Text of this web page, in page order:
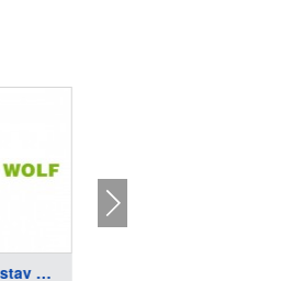
สลิงลิฟต์ Gustav Wol ...